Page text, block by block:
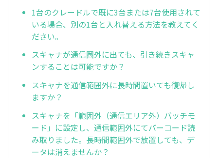
1台のクレードルで既に3台または7台使用されて
いる場合、別の1台と入れ替える方法を教えてく
ださい。
スキャナが通信圏外に出ても、引き続きスキャ
ンすることは可能ですか？
スキャナを通信範囲外に長時間置いても復帰し
ますか？
スキャナを「範囲外（通信エリア外）バッチモ
ード」に設定し、通信範囲外にてバーコード読
み取りました。長時間範囲外で放置しても、デ
ータは消えませんか？